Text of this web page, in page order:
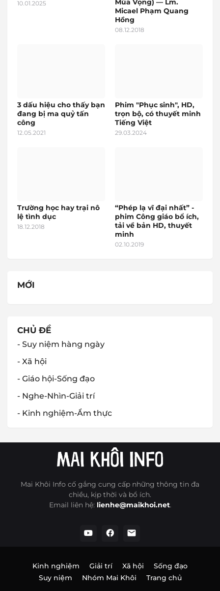
10.01.2025
Mùa Vọng) — Lm.
Micael Phạm Quang
Hồng
08.12.2018
3 dấu hiệu cho thấy bạn
đang bị ma quỷ tấn
công
12.05.2021
Phim "Phục sinh", HD,
trọn bộ, có thuyết minh
Tiếng Việt
29.03.2024
Trường học hay trại nô
lệ tình dục
18.12.2018
“Phép lạ vĩ đại nhất” -
phim Công giáo bổ ích,
tải về bản HD, thuyết
minh
02.10.2019
MỚI
CHỦ ĐỀ
- Suy niệm hàng ngày
- Xã hội
- Giáo hội-Sống đạo
- Nghe-Nhìn-Giải trí
- Kinh nghiệm-Ẩm thực
Mai Khôi Info cố gắng cung cấp những thông tin đa
chiều, kịp thời và bổ ích.
Email liên hệ: lienhe@maikhoi.net.
Kinh nghiệm Giải trí Xã hội
Sống đạo
Suy niệm
Nhóm Mai Khôi Trang chủ